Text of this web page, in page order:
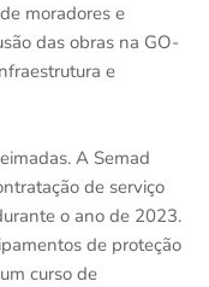
moradores e
das obras na GO-
e
A Semad
de serviço
o ano de 2023.
de proteção
curso de